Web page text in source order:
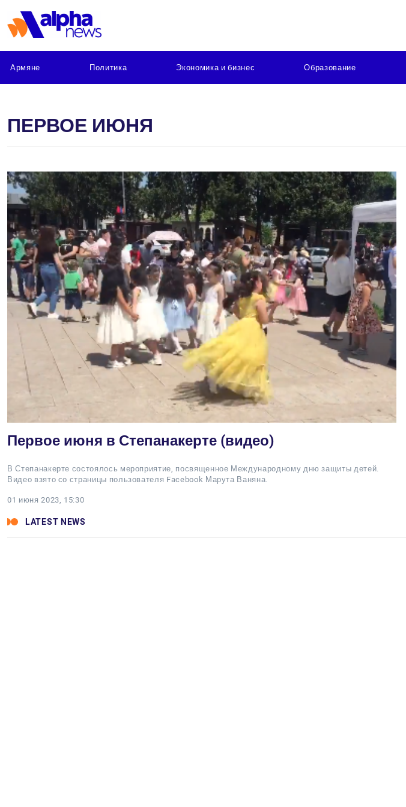
Армяне Политика Экономика и бизнес Образование
ПЕРВОЕ ИЮНЯ
Первое июня в Степанакерте (видео)
В Степанакерте состоялось мероприятие, посвященное Международному дню защиты детей.
Видео взято со страницы пользователя Facebook Марута Ваняна.
01 июня 2023, 15:30
LATEST NEWS